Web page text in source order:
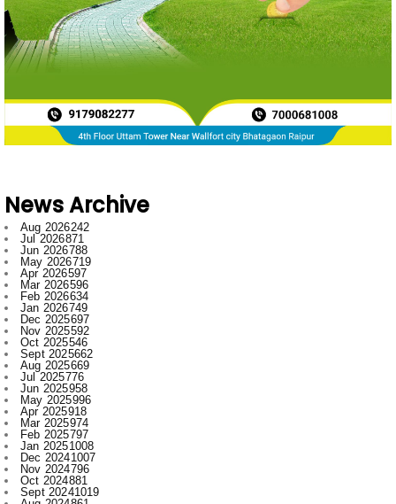
News Archive
Aug 2026242
Jul 2026871
Jun 2026788
May 2026719
Apr 2026597
Mar 2026596
Feb 2026634
Jan 2026749
Dec 2025697
Nov 2025592
Oct 2025546
Sept 2025662
Aug 2025669
Jul 2025776
Jun 2025958
May 2025996
Apr 2025918
Mar 2025974
Feb 2025797
Jan 20251008
Dec 20241007
Nov 2024796
Oct 2024881
Sept 20241019